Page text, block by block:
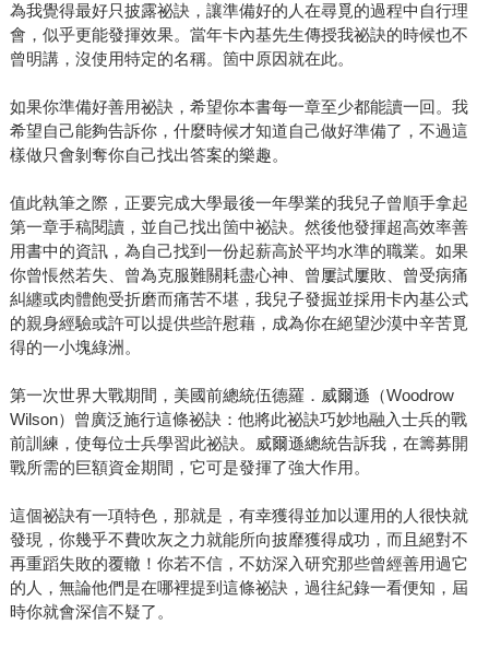
為我覺得最好只披露祕訣，讓準備好的人在尋覓的過程中自行理
會，似乎更能發揮效果。當年卡內基先生傳授我祕訣的時候也不
曾明講，沒使用特定的名稱。箇中原因就在此。
如果你準備好善用祕訣，希望你本書每一章至少都能讀一回。我
希望自己能夠告訴你，什麼時候才知道自己做好準備了，不過這
樣做只會剝奪你自己找出答案的樂趣。
值此執筆之際，正要完成大學最後一年學業的我兒子曾順手拿起
第一章手稿閱讀，並自己找出箇中祕訣。然後他發揮超高效率善
用書中的資訊，為自己找到一份起薪高於平均水準的職業。如果
你曾悵然若失、曾為克服難關耗盡心神、曾屢試屢敗、曾受病痛
糾纏或肉體飽受折磨而痛苦不堪，我兒子發掘並採用卡內基公式
的親身經驗或許可以提供些許慰藉，成為你在絕望沙漠中辛苦覓
得的一小塊綠洲。
第一次世界大戰期間，美國前總統伍德羅．威爾遜（Woodrow
Wilson）曾廣泛施行這條祕訣：他將此祕訣巧妙地融入士兵的戰
前訓練，使每位士兵學習此祕訣。威爾遜總統告訴我，在籌募開
戰所需的巨額資金期間，它可是發揮了強大作用。
這個祕訣有一項特色，那就是，有幸獲得並加以運用的人很快就
發現，你幾乎不費吹灰之力就能所向披靡獲得成功，而且絕對不
再重蹈失敗的覆轍！你若不信，不妨深入研究那些曾經善用過它
的人，無論他們是在哪裡提到這條祕訣，過往紀錄一看便知，屆
時你就會深信不疑了。